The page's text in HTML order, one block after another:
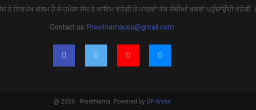
ਤੇ ਨਿਰਪੱਖ ਕਲਮ ਹੈ ਜੋ ਹਮੇਸ਼ਾ ਸੱਚ ਤੇ ਕਾਇਮ ਰਹੇਗੀ ਤੇ ਪਾਠਕਾਂ ਤੱਕ ਸੱਚੀਆਂ ਖ਼ਬਰਾਂ ਪਹੁੰਚਾਉਂਦੀ ਰਹੇਗੀ ।
Contact us: Preetnamausa@gmail.com
@ 2020 - PreetNama. Powered by GP Webs